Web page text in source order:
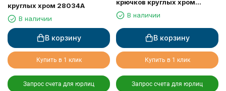
круглых хром 28034A
В наличии
В корзину
Купить в 1 клик
Запрос счета для юрлиц
крючков круглых хром
28035AВ наличии
В корзину
Купить в 1 клик
Запрос счета для юрлиц